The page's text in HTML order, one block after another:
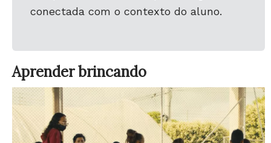
conectada com o contexto do aluno.
Aprender brincando